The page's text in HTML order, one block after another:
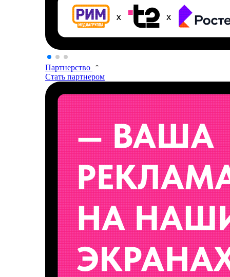
Партнерство
Стать партнером